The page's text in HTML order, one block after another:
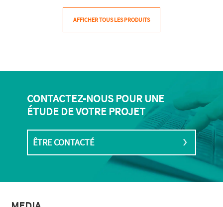
AFFICHER TOUS LES PRODUITS
CONTACTEZ-NOUS POUR UNE
ÉTUDE DE VOTRE PROJET
ÊTRE CONTACTÉ